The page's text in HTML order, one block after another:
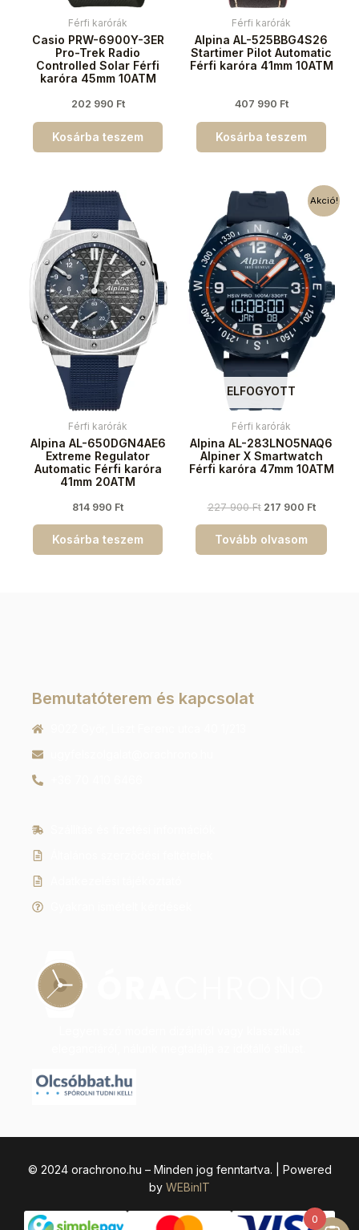
Férfi karórák
Casio PRW-6900Y-3ER
Pro-Trek Radio
Controlled Solar Férfi
karóra 45mm 10ATM
202 990 Ft
Kosárba teszem
Férfi karórák
Alpina AL-525BBG4S26
Startimer Pilot Automatic
Férfi karóra 41mm 10ATM
407 990 Ft
Kosárba teszem
Férfi karórák
Alpina AL-650DGN4AE6
Extreme Regulator
Automatic Férfi karóra
41mm 20ATM
814 990 Ft
Kosárba teszem
Akció!
ELFOGYOTT
Férfi karórák
Alpina AL-283LNO5NAQ6
Alpiner X Smartwatch
Férfi karóra 47mm 10ATM
227 900Ft 217 900 Ft
Tovább olvasom
Bemutatóterem és kapcsolat
© 2024 orachrono.hu – Minden jog fenntartva. | Powered
by WEBinIT
0